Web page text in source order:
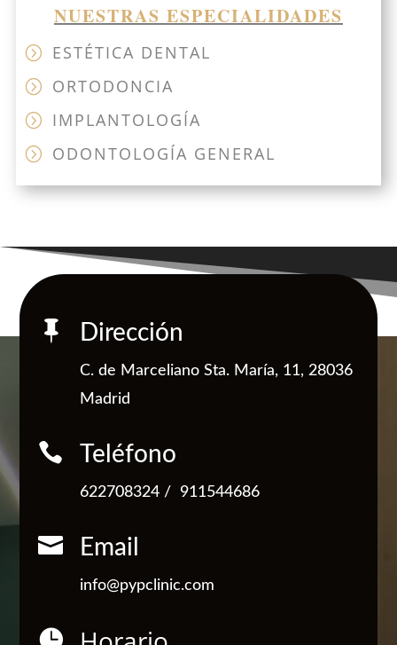
NUESTRAS ESPECIALIDADES
= ESTÉTICA DENTAL
= ORTODONCIA
= IMPLANTOLOGÍA
= ODONTOLOGÍA GENERAL
 Dirección
C. de Marceliano Sta. María, 11, 28036
Madrid
 Teléfono
622708324 / 911544686
 Email
info@pypclinic.com
